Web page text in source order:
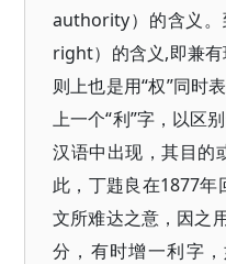
authority）的含义。
right）的含义,即兼
则上也是用“权”同时
上一个“利”字，以区
汉语中出现，其目
此，丁韪良在1877年
文所难达之意，因之
分，有时增一利字